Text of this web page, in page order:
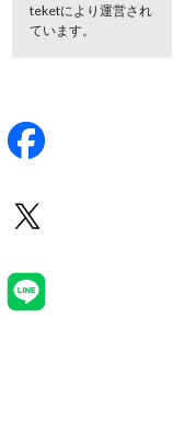
teketにより運営され
ています。